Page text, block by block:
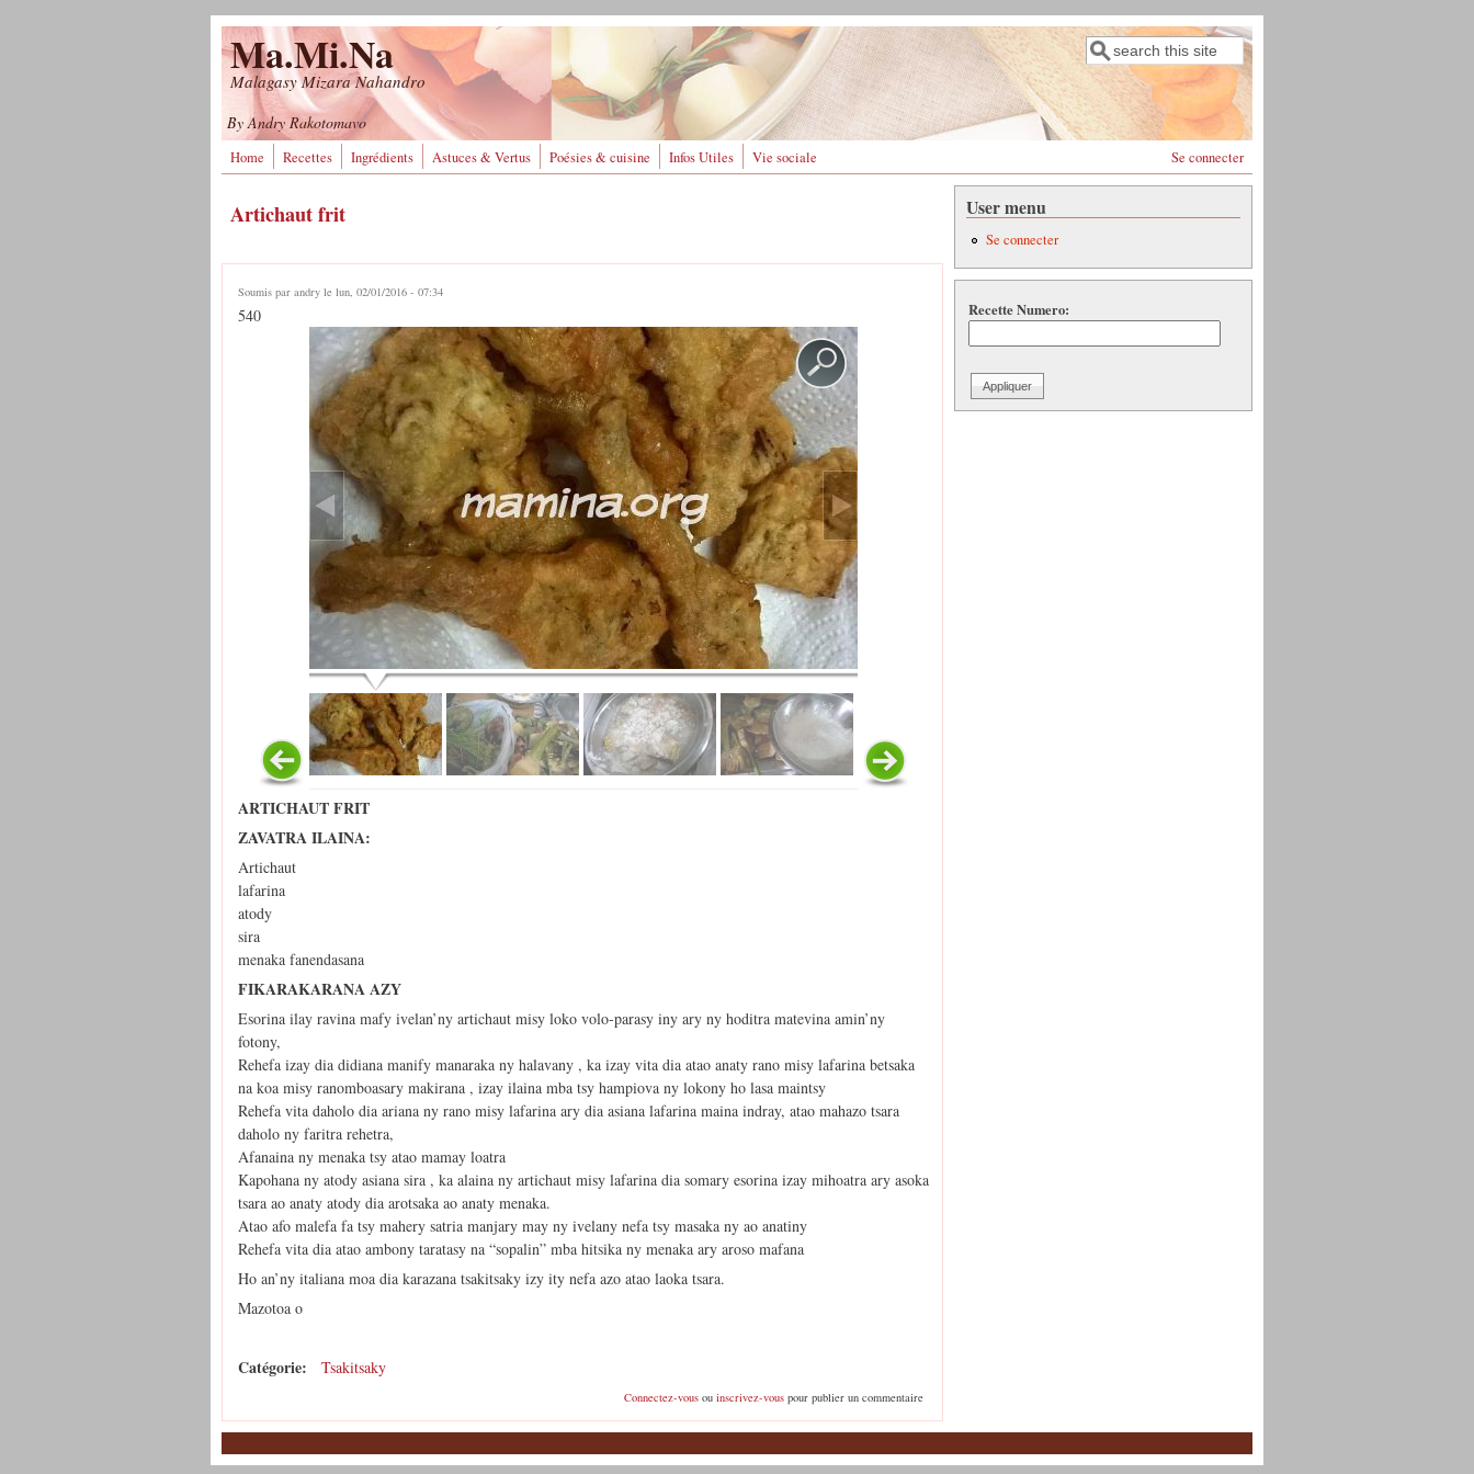
Ma.Mi.Na
Malagasy Mizara Nahandro
Formulaire de recherche
Rechercher
By Andry Rakotomavo
Home Recettes Ingrédients Astuces & Vertus Poésies & cuisine Infos Utiles Vie sociale Se connecter
Artichaut frit
Soumis par andry le lun, 02/01/2016 - 07:34
540
ARTICHAUT FRIT
ZAVATRA ILAINA:
Artichaut
lafarina
atody
sira
menaka fanendasana
FIKARAKARANA AZY
Esorina ilay ravina mafy ivelan’ny artichaut misy loko volo-parasy iny ary ny hoditra matevina amin’ny
fotony,
Rehefa izay dia didiana manify manaraka ny halavany , ka izay vita dia atao anaty rano misy lafarina betsaka
na koa misy ranomboasary makirana , izay ilaina mba tsy hampiova ny lokony ho lasa maintsy
Rehefa vita daholo dia ariana ny rano misy lafarina ary dia asiana lafarina maina indray, atao mahazo tsara
daholo ny faritra rehetra,
Afanaina ny menaka tsy atao mamay loatra
Kapohana ny atody asiana sira , ka alaina ny artichaut misy lafarina dia somary esorina izay mihoatra ary asoka
tsara ao anaty atody dia arotsaka ao anaty menaka.
Atao afo malefa fa tsy mahery satria manjary may ny ivelany nefa tsy masaka ny ao anatiny
Rehefa vita dia atao ambony taratasy na “sopalin” mba hitsika ny menaka ary aroso mafana
Ho an’ny italiana moa dia karazana tsakitsaky izy ity nefa azo atao laoka tsara.
Mazotoa o
Catégorie: Tsakitsaky
Connectez-vousou inscrivez-vouspour publier un commentaire
User menu
Se connecter
Recette Numero: